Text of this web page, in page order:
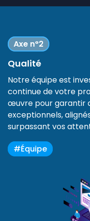
Axe n°2
Qualité
Notre équipe est
continue de votre
œuvre pour garantir
exceptionnels,
surpassant vos
#Équipe